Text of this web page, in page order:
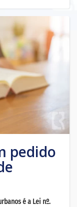
pedido
é a Lei nº.